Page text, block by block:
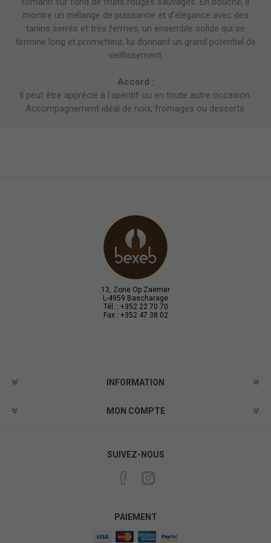
montre un mélange de puissance et d'élégance avec des
tanins serrés et très fermes, un ensemble solide qui se
termine long et prometteur, lui donnant un grand potentiel de
vieillissement.
Accord :
Il peut être apprécié à l'apéritif ou en toute autre occasion.
Accompagnement idéal de noix, fromages ou desserts.
13, Zone Op Zaemer
L-4959 Bascharage
Tél. : +352 22 70 70
Fax : +352 47 38 02
INFORMATION
MON COMPTE
SUIVEZ-NOUS
PAIEMENT